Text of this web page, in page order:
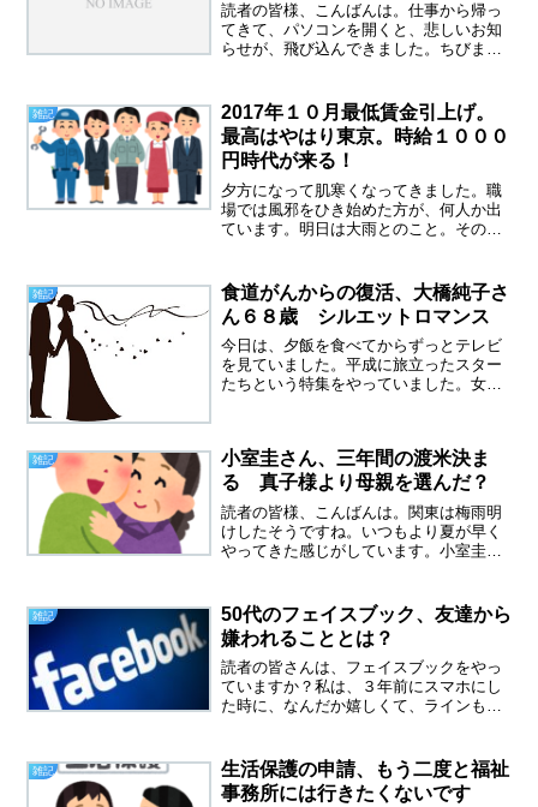
読者の皆様、こんばんは。仕事から帰っ
てきて、パソコンを開くと、悲しいお知
らせが、飛び込んできました。ちびまる
だ５３歳、若すぎる死です。全く公表さ
れていませんでしたが、乳...
雑記
2017年１０月最低賃金引上げ。
最高はやはり東京。時給１０００
円時代が来る！
夕方になって肌寒くなってきました。職
場では風邪をひき始めた方が、何人か出
ています。明日は大雨とのこと。その予
がありました。ここの所、毎年１０月に
最低賃金の引上げが行われ...
雑記
食道がんからの復活、大橋純子さ
ん６８歳 シルエットロマンス
今日は、夕飯を食べてからずっとテレビ
を見ていました。平成に旅立ったスター
たちという特集をやっていました。女性
をテーマにした曲が多かった...
雑記
小室圭さん、三年間の渡米決ま
る 真子様より母親を選んだ？
読者の皆様、こんばんは。関東は梅雨明
けしたそうですね。いつもより夏が早く
やってきた感じがしています。小室圭さ
した。今年の二月に、結婚延期のニュー
スが流れて、水面下で話し...
雑記
50代のフェイスブック、友達から
嫌われることとは？
読者の皆さんは、フェイスブックをやっ
ていますか？私は、３年前にスマホにし
た時に、なんだか嬉しくて、ラインもフ
スブックより、インスタグラムが人気の
ようです。うちの娘も、ラ...
雑記
生活保護の申請、もう二度と福祉
事務所には行きたくないです